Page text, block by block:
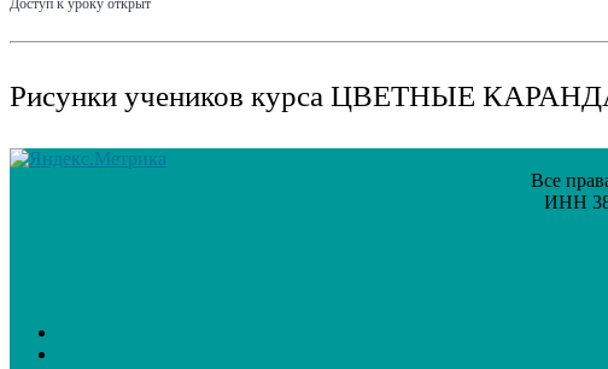
Доступ к уроку открыт
Рисунки учеников курса ЦВЕТНЫЕ
Все
ИНН